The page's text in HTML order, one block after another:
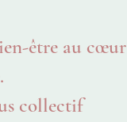
être au cœur
collectif